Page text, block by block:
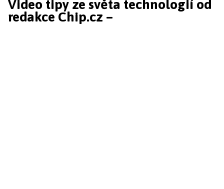
Video tipy ze světa technologií od
redakce Chip.cz –